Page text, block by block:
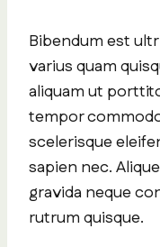
Bibendum est
varius quam
aliquam ut
tempor
scelerisque
sapien nec.
gravida neque
rutrum quisque.